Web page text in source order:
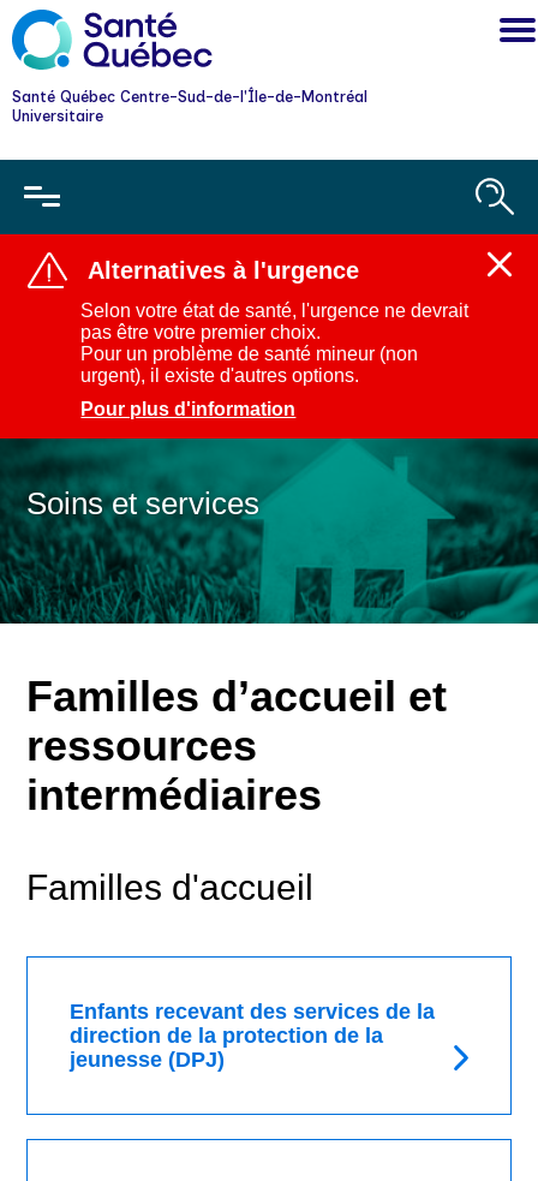
Santé Québec Centre-Sud-de-l'Île-de-Montréal
Universitaire
Alternatives à l'urgence
Selon votre état de santé, l'urgence ne devrait
pas être votre premier choix.
Pour un problème de santé mineur (non
urgent), il existe d'autres options.
Pour plus d'information
Soins et services
Familles d’accueil et
ressources
intermédiaires
Familles d'accueil
Enfants recevant des services de la
direction de la protection de la
jeunesse (DPJ)